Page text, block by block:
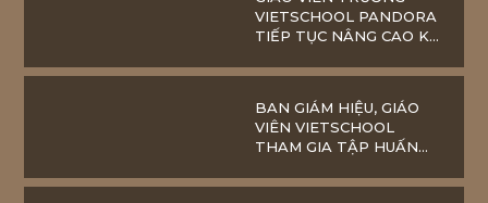
VIETSCHOOL PANDORA
TIẾP TỤC NÂNG CAO KĨ
TRONG DẠY HỌC
BAN GIÁM HIỆU, GIÁO
VIÊN VIETSCHOOL
THAM GIA TẬP HUẤN